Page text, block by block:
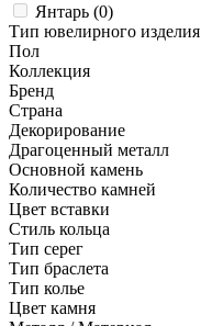
Янтарь (0)
Тип ювелирного изделия
Пол
Коллекция
Бренд
Страна
Декорирование
Драгоценный металл
Основной камень
Количество камней
Цвет вставки
Стиль кольца
Тип серег
Тип браслета
Тип колье
Цвет камня